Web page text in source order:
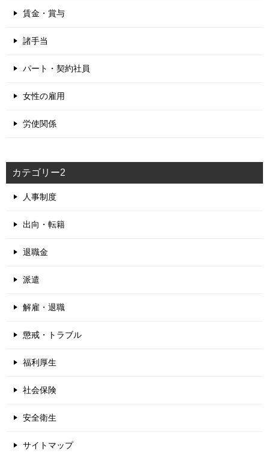
賃金・賞与
諸手当
パート・契約社員
女性の雇用
労使関係
カテゴリー2
人事制度
出向・転籍
退職金
派遣
解雇・退職
懲戒・トラブル
福利厚生
社会保険
安全衛生
サイトマップ